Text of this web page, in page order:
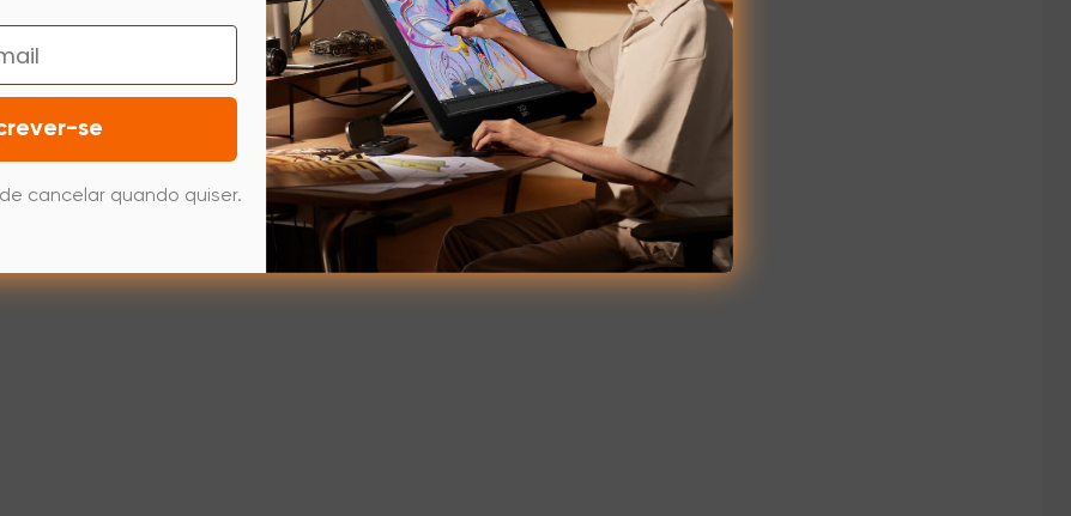
se
cancelar quando quiser.